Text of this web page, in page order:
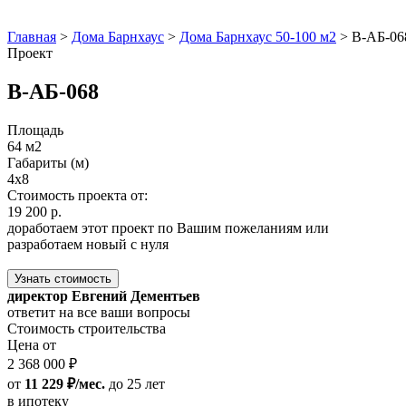
Главная > Дома Барнхаус > Дома Барнхаус 50-100 м2 > В-АБ-
Проект
В-АБ-068
Площадь
64 м2
Габариты (м)
4x8
Стоимость проекта от:
19 200 р.
доработаем этот проект по Вашим пожеланиям или
разработаем новый с нуля
Узнать стоимость
директор Евгений Дементьев
ответит на все ваши вопросы
Стоимость строительства
Цена от
2 368 000 ₽
от 11 229 ₽/мес. до 25 лет
в ипотеку